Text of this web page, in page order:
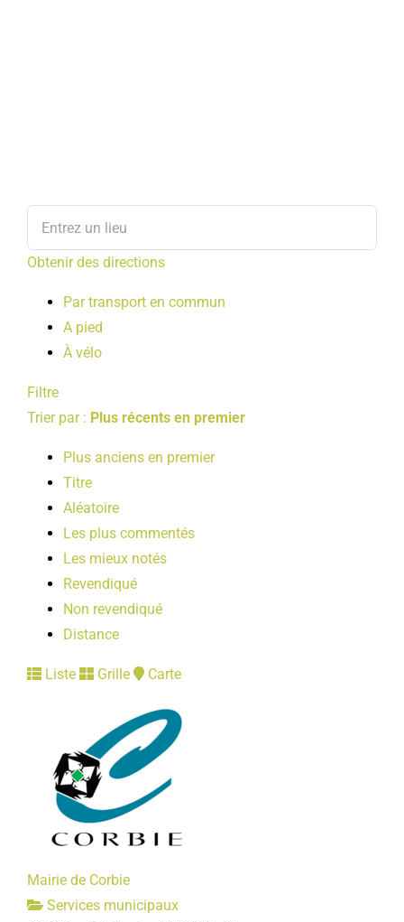
Obtenir des directions
Par transport en commun
A pied
À vélo
Filtre
Trier par : Plus récents en premier
Plus anciens en premier
Titre
Aléatoire
Les plus commentés
Les mieux notés
Revendiqué
Non revendiqué
Distance
Liste Grille Carte
Mairie de Corbie
Services municipaux